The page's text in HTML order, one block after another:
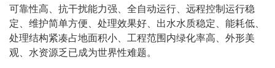
可靠性高、抗干扰能力强、全自动运行、远程控制运行稳
定、维护简单方便、处理效果好、出水水质稳定、能耗低、
处理结构紧凑占地面积小、工程范围内绿化率高、外形美
观、水资源乏已成为世界性难题。